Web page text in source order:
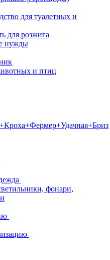
для туалетных и
для розжига
нужды
и птиц
фонари,